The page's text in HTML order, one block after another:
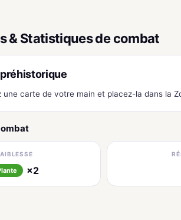
& Statistiques de combat
une carte de votre main et placez-la dans la
×2